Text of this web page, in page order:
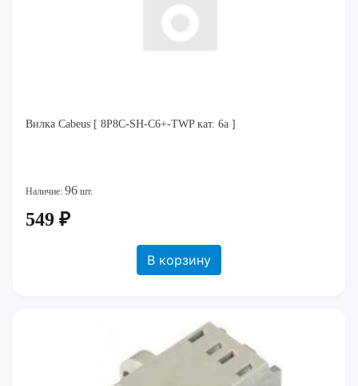
Вилка Cabeus [ 8P8C-SH-C6+-TWP кат. 6а ]
Наличие: 96 шт.
549 ₽
В корзину